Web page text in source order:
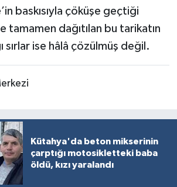
baskısıyla çöküşe geçtiği
tamamen dağıtılan bu tarikatın
sırlar ise hâlâ çözülmüş değil.
Kütahya'da beton mikserinin
çarptığı motosikletteki baba
öldü, kızı yaralandı